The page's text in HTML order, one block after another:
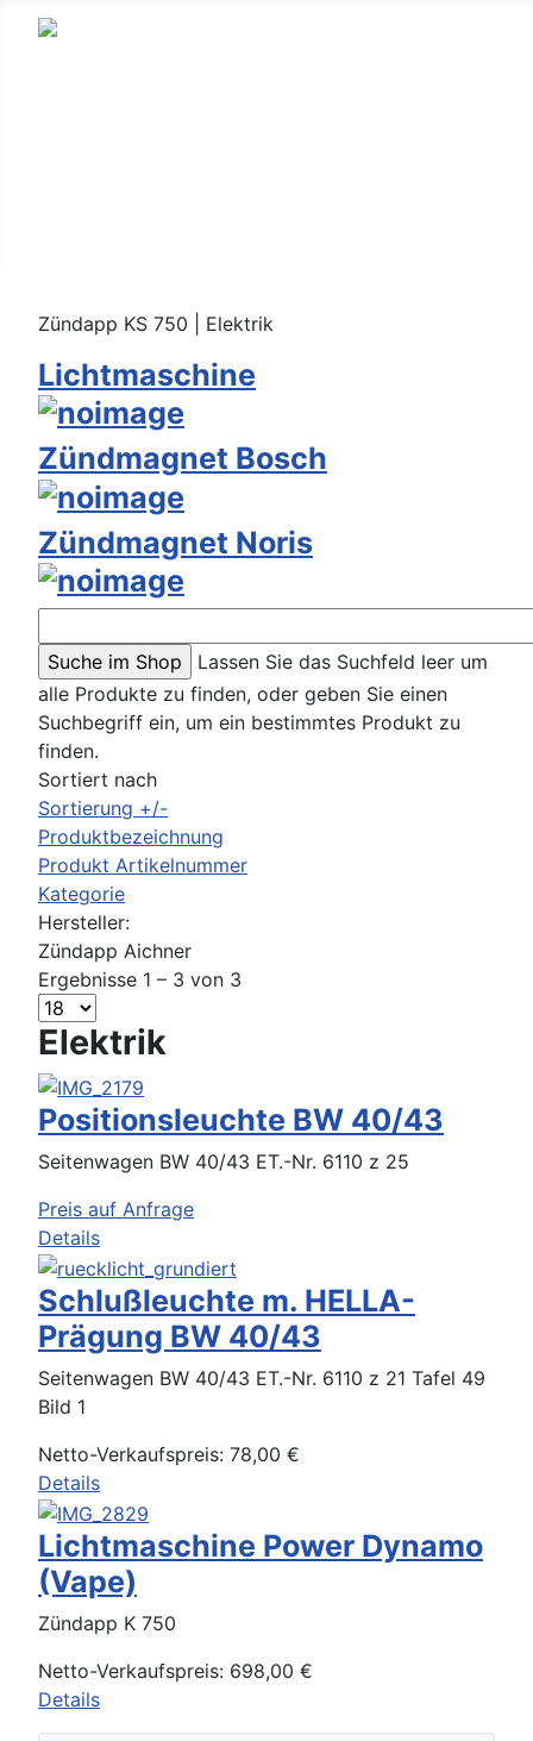
Zündapp KS 750 | Elektrik
Lichtmaschine
Zündmagnet Bosch
Zündmagnet Noris
Lassen Sie das Suchfeld leer um
alle Produkte zu finden, oder geben Sie einen
Suchbegriff ein, um ein bestimmtes Produkt zu
finden.
Sortiert nach
Sortierung +/-
Produktbezeichnung
Produkt Artikelnummer
Kategorie
Hersteller:
Zündapp Aichner
Ergebnisse 1 – 3 von 3
Elektrik
Positionsleuchte BW 40/43
Seitenwagen BW 40/43 ET.-Nr. 6110 z 25
Preis auf Anfrage
Details
Schlußleuchte m. HELLA-
Prägung BW 40/43
Seitenwagen BW 40/43 ET.-Nr. 6110 z 21 Tafel 49
Bild 1
Netto-Verkaufspreis: 78,00 €
Details
Lichtmaschine Power Dynamo
(Vape)
Zündapp K 750
Netto-Verkaufspreis: 698,00 €
Details